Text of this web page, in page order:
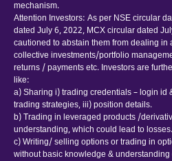
mechanism.
Attention Investors: As per NSE circular
dated July 6, 2022, MCX circular dated
cautioned to abstain them from dealing in
collective investments/portfolio
returns / payments etc. Investors are
like:
a) Sharing i) trading credentials – login id
trading strategies, iii) position details.
b) Trading in leveraged products /
understanding, which could lead to losses.
c) Writing/ selling options or trading in
without basic knowledge &